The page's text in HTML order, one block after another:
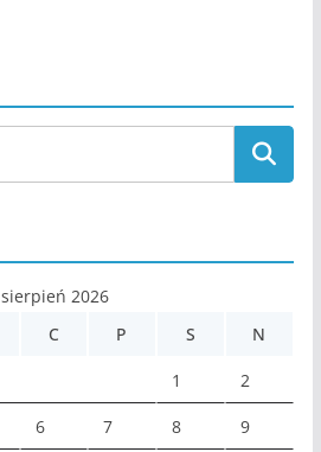
sierpień 2026
C P S N
1 2
6 7 8 9